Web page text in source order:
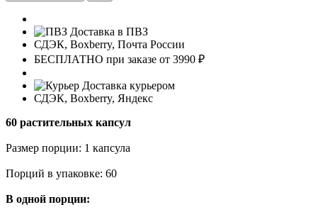
Доставка в ПВЗ
СДЭК, Boxberry, Почта России
БЕСПЛАТНО при заказе от 3990 ₽
Доставка курьером
СДЭК, Boxberry, Яндекс
60 растительных капсул
Размер порции: 1 капсула
Порций в упаковке: 60
В одной порции: